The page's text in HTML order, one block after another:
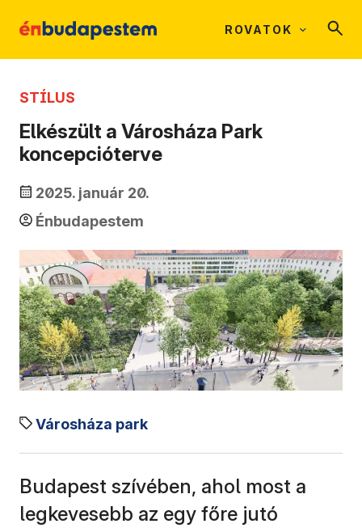
ROVATOK
STÍLUS
Elkészült a Városháza Park
koncepcióterve
2025. január 20.
Énbudapestem
Városháza park
Budapest szívében, ahol most a
legkevesebb az egy főre jutó